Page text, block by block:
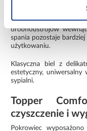
wyróżnia się wysoką
naturalną
gromadzenie
drobnoustrojów
spania pozostaje
użytkowaniu.
Klasyczna biel z
estetyczny,
sypialni.
Topper
czyszczenie i
Pokrowiec